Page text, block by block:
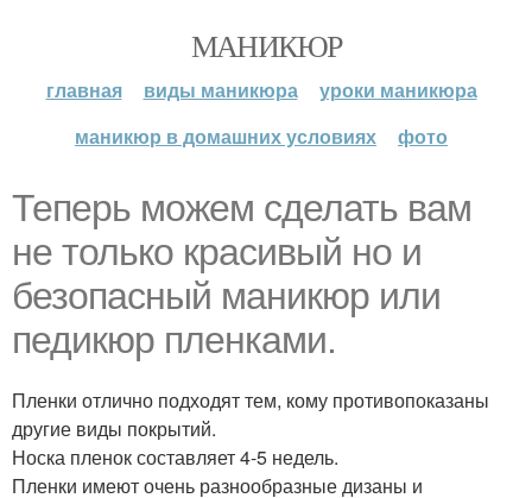
МАНИКЮР
главная виды маникюра
уроки маникюра
маникюр в домашних условиях
фото
Теперь можем сделать вам
не только красивый но и
безопасный маникюр или
педикюр пленками.
Пленки отлично подходят тем, кому противопоказаны
другие виды покрытий.
Носка пленок составляет 4-5 недель.
Пленки имеют очень разнообразные дизаны и